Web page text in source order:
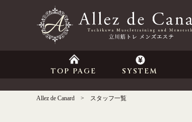
TOP PAGE SYSTEM
Allez de Canard
スタッフ一覧